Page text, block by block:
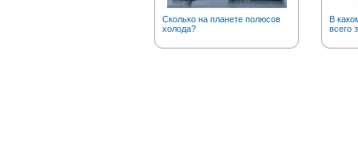
Сколько на планете полюсов
холода?
В
всего